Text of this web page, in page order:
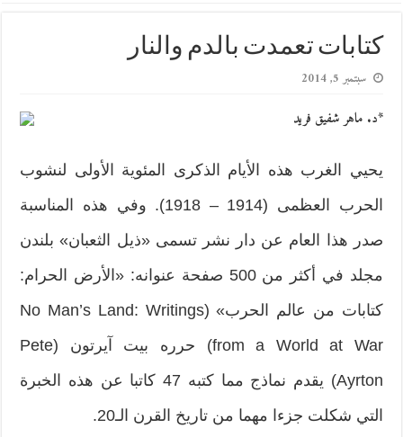
كتابات تعمدت بالدم والنار
سبتمبر 5, 2014
*د. ماهر شفيق فريد
يحيي الغرب هذه الأيام الذكرى المئوية الأولى لنشوب
الحرب العظمى (1914 – 1918). وفي هذه المناسبة
صدر هذا العام عن دار نشر تسمى «ذيل الثعبان» بلندن
مجلد في أكثر من 500 صفحة عنوانه: «الأرض الحرام:
كتابات من عالم الحرب» (No Man’s Land: Writings
from a World at War) حرره بيت آيرتون (Pete
Ayrton) يقدم نماذج مما كتبه 47 كاتبا عن هذه الخبرة
التي شكلت جزءا مهما من تاريخ القرن الـ20.